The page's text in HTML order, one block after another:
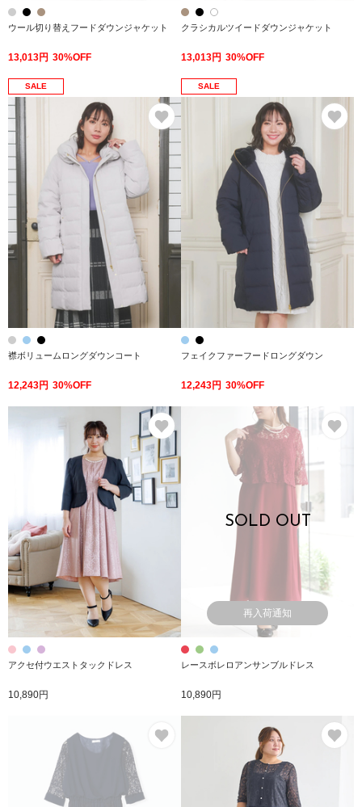
ウール切り替えフードダウンジャケット
13,013円 30%OFF
クラシカルツイードダウンジャケット
13,013円 30%OFF
SALE
襟ボリュームロングダウンコート
12,243円 30%OFF
SALE
フェイクファーフードロングダウン
12,243円 30%OFF
アクセ付ウエストタックドレス
10,890円
SOLD OUT
再入荷通知
レースボレロアンサンブルドレス
10,890円